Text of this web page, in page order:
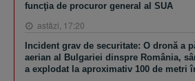
funcţia de procuror general al SUA
astăzi, 17:20
Incident grav de securitate: O dronă a
aerian al Bulgariei dinspre România,
a explodat la aproximativ 100 de metri